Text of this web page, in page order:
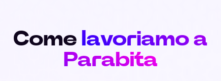
Come lavoriamo a
Parabita